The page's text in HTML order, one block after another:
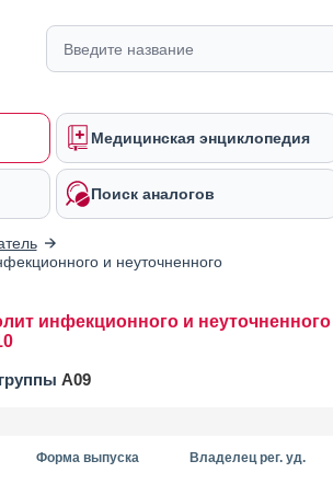
Медицинская энциклопедия
Поиск аналогов
и неуточненного
инфекционного и неуточненного
A09
Форма выпуска Владелец рег. уд.